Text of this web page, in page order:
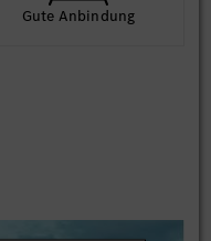
Gute An­bindung